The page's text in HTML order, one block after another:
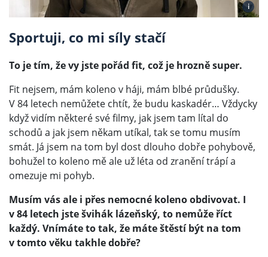
i
Sportuji, co mi síly stačí
To je tím, že vy jste pořád fit, což je hrozně super.
Fit nejsem, mám koleno v háji, mám blbé průdušky.
V 84 letech nemůžete chtít, že budu kaskadér… Vždycky
když vidím některé své filmy, jak jsem tam lítal do
schodů a jak jsem někam utíkal, tak se tomu musím
smát. Já jsem na tom byl dost dlouho dobře pohybově,
bohužel to koleno mě ale už léta od zranění trápí a
omezuje mi pohyb.
Musím vás ale i přes nemocné koleno obdivovat. I
v 84 letech jste švihák lázeňský, to nemůže říct
každý. Vnímáte to tak, že máte štěstí být na tom
v tomto věku takhle dobře?